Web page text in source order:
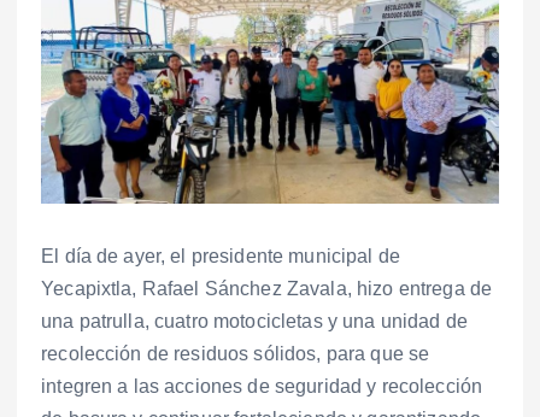
El día de ayer, el presidente municipal de
Yecapixtla, Rafael Sánchez Zavala, hizo entrega de
una patrulla, cuatro motocicletas y una unidad de
recolección de residuos sólidos, para que se
integren a las acciones de seguridad y recolección